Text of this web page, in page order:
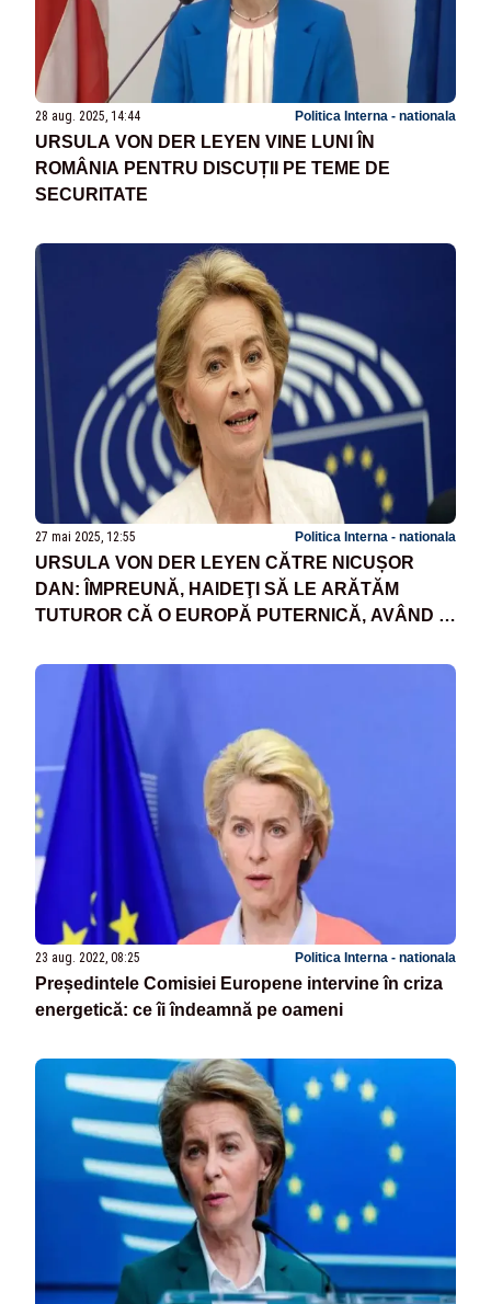
28 aug. 2025, 14:44 Politica Interna - nationala
URSULA VON DER LEYEN VINE LUNI ÎN
ROMÂNIA PENTRU DISCUȚII PE TEME DE
SECURITATE
27 mai 2025, 12:55 Politica Interna - nationala
URSULA VON DER LEYEN CĂTRE NICUȘOR
DAN: ÎMPREUNĂ, HAIDEŢI SĂ LE ARĂTĂM
TUTUROR CĂ O EUROPĂ PUTERNICĂ, AVÂND ÎN
23 aug. 2022, 08:25 Politica Interna - nationala
Președintele Comisiei Europene intervine în criza
energetică: ce îi îndeamnă pe oameni